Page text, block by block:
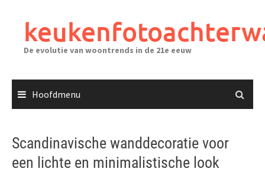
inhoudDe evolutie van woontrends in de 21e eeuw
Hoofdmenu
Scandinavische wanddecoratie voor
een lichte en minimalistische look